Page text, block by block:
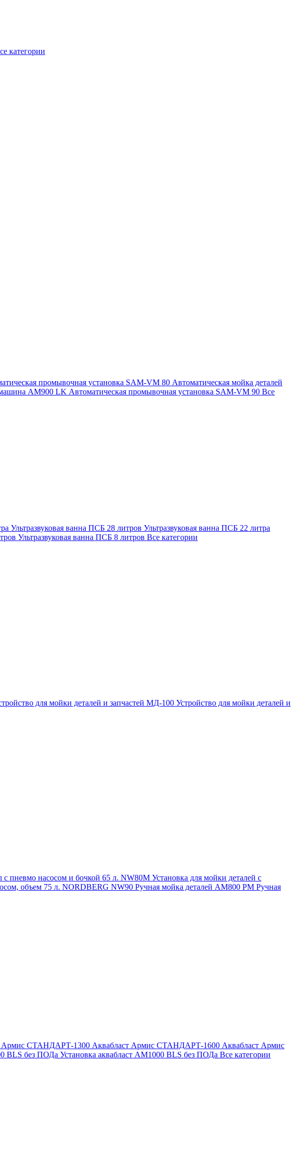
категории
промывочная установка SAM-VM 80 Автоматическая мойка деталей
AM900 LK Автоматическая промывочная установка SAM-VM 90 Все
Ультразвуковая ванна ПСБ 28 литров Ультразвуковая ванна ПСБ 22 литра
Ультразвуковая ванна ПСБ 8 литров Все категории
для мойки деталей и запчастей МД-100 Устройство для мойки деталей и
с пневмо насосом и бочкой 65 л. NW80M Установка для мойки деталей с
объем 75 л. NORDBERG NW90 Ручная мойка деталей АМ800 РМ Ручная
Армис СТАНДАРТ-1300 Аквабласт Армис СТАНДАРТ-1600 Аквабласт Армис
BLS без ПОДа Установка аквабласт AM1000 BLS без ПОДа Все категории